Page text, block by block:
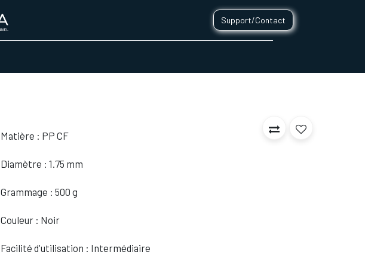
Support/Contact
Matière : PP CF
Diamètre : 1.75 mm
Grammage : 500 g
Couleur : Noir
Facilité d'utilisation : Intermédiaire